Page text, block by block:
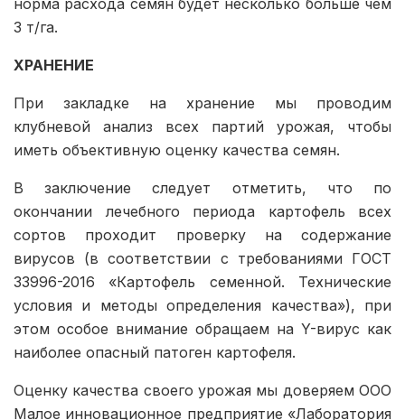
норма расхода семян будет несколько больше чем
3 т/га.
ХРАНЕНИЕ
При закладке на хранение мы проводим
клубневой анализ всех партий урожая, чтобы
иметь объективную оценку качества семян.
В заключение следует отметить, что по
окончании лечебного периода картофель всех
сортов проходит проверку на содержание
вирусов (в соответствии с требованиями ГОСТ
33996-2016 «Картофель семенной. Технические
условия и методы определения качества»), при
этом особое внимание обращаем на Y-вирус как
наиболее опасный патоген картофеля.
Оценку качества своего урожая мы доверяем ООО
Малое инновационное предприятие «Лаборатория